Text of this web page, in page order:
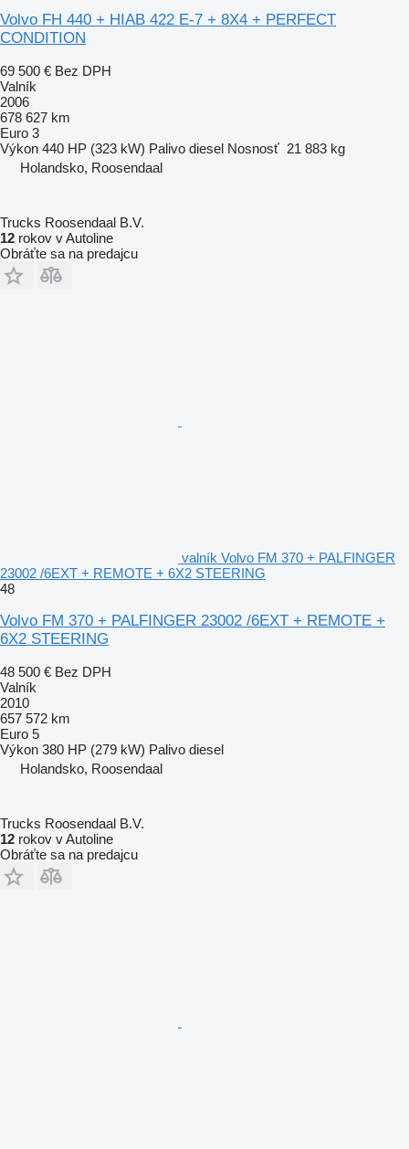
Volvo FH 440 + HIAB 422 E-7 + 8X4 + PERFECT
CONDITION
69 500 € Bez DPH
Valník
2006
678 627 km
Euro 3
Výkon 440 HP (323 kW) Palivo diesel Nosnosť 21 883 kg
Holandsko, Roosendaal
Trucks Roosendaal B.V.
12 rokov v Autoline
Obráťte sa na predajcu
valník Volvo FM 370 + PALFINGER
23002 /6EXT + REMOTE + 6X2 STEERING
48
Volvo FM 370 + PALFINGER 23002 /6EXT + REMOTE +
6X2 STEERING
48 500 € Bez DPH
Valník
2010
657 572 km
Euro 5
Výkon 380 HP (279 kW) Palivo diesel
Holandsko, Roosendaal
Trucks Roosendaal B.V.
12 rokov v Autoline
Obráťte sa na predajcu